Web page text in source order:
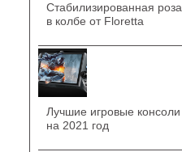
Стабилизированная роза
в колбе от Floretta
Лучшие игровые консоли
на 2021 год